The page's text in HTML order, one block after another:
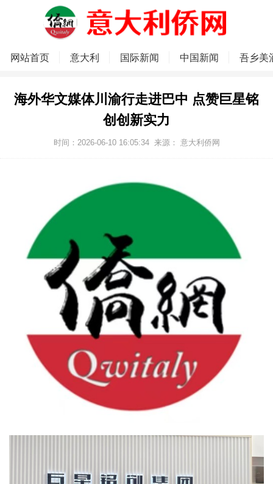
网站首页 意大利 国际新闻 中国新闻 吾乡美
海外华文媒体川渝行走进巴中 点赞巨星铭
创创新实力
时间：2026-06-10 16:05:34 来源： 意大利侨网